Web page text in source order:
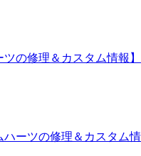
の修理＆カスタム情報】
ーツの修理＆カスタム情